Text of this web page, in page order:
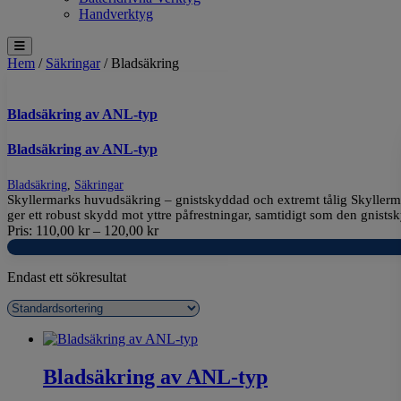
Handverktyg
Hem / Säkringar/ Bladsäkring
Bladsäkring av ANL-typ
Bladsäkring av ANL-typ
Bladsäkring, Säkringar
Skyllermarks huvudsäkring – gnistskyddad och extremt tålig
ger ett robust skydd mot yttre påfrestningar, samtidigt som den
Pris: 110,00 kr– 120,00 kr
Endast ett sökresultat
Bladsäkring av ANL-typ